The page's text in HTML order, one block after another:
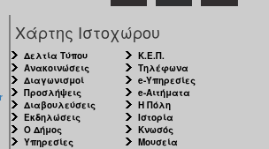
Χάρτης Ιστοχώρου
Δελτία Τύπου
Ανακοινώσεις
Διαγωνισμοί
Προσλήψεις
Διαβουλεύσεις
Εκδηλώσεις
Ο Δήμος
Υπηρεσίες
Κ.Ε.Π.
Τηλέφωνα
e-Υπηρεσίες
e-Αιτήματα
Η Πόλη
Ιστορία
Κνωσός
Μουσεία